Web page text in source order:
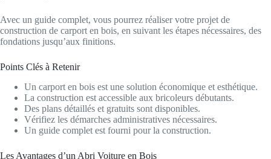
Avec un guide complet, vous pourrez réaliser votre projet de
construction de carport en bois, en suivant les étapes nécessaires, des
fondations jusqu’aux finitions.
Points Clés à Retenir
Un carport en bois est une solution économique et esthétique.
La construction est accessible aux bricoleurs débutants.
Des plans détaillés et gratuits sont disponibles.
Vérifiez les démarches administratives nécessaires.
Un guide complet est fourni pour la construction.
Les Avantages d’un Abri Voiture en Bois